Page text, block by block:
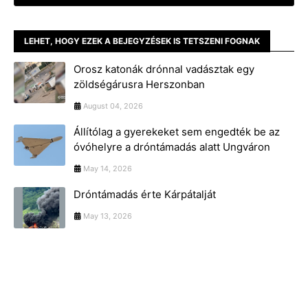
LEHET, HOGY EZEK A BEJEGYZÉSEK IS TETSZENI FOGNAK
Orosz katonák drónnal vadásztak egy
zöldségárusra Herszonban
August 04, 2026
Állítólag a gyerekeket sem engedték be az
óvóhelyre a dróntámadás alatt Ungváron
May 14, 2026
Dróntámadás érte Kárpátalját
May 13, 2026